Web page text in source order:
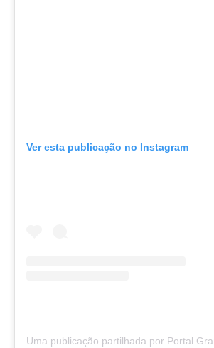
Ver esta publicação no Instagram